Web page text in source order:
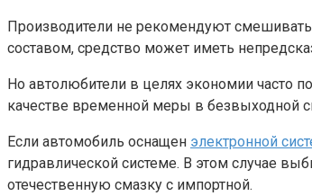
Производители не рекомендуют
составом, средство может иметь
Но автолюбители в целях экономии часто
качестве временной меры в безвыходной
Если автомобиль оснащен электронной
гидравлической системе. В этом случае
отечественную смазку с импортной.